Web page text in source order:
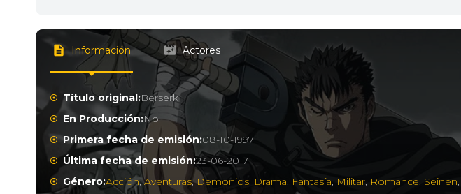
Información Actores
Título original:Berserk
En Producción:No
Primera fecha de emisión:08-10-1997
Última fecha de emisión:23-06-2017
Género:Acción,Aventuras,Demonios, Drama, Fantasía, Militar, Romance, Seinen,